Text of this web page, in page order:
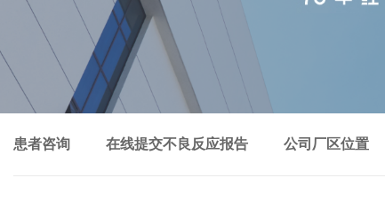
患者咨询 在线提交不良反应报告 公司厂区位置